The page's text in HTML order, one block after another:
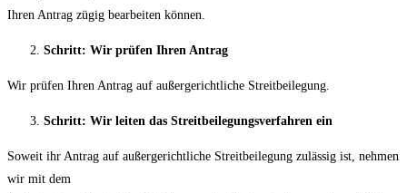
Ihren Antrag zügig bearbeiten können.
Schritt: Wir prüfen Ihren Antrag
Wir prüfen Ihren Antrag auf außergerichtliche Streitbeilegung.
Schritt: Wir leiten das Streitbeilegungsverfahren ein
Soweit ihr Antrag auf außergerichtliche Streitbeilegung zulässig ist, nehmen
wir mit dem